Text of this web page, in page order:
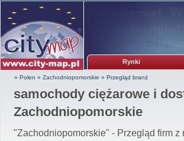
Rynki
» Polen » Zachodniopomorskie » Przegląd branż
samochody ciężarowe i
Zachodniopomorskie
"Zachodniopomorskie" - Przegląd firm z